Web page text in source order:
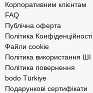
Корпоративним клієнтам
FAQ
Публічна оферта
Політика Конфіденційності
Файли cookie
Політика використання ШІ
Політика повернення
bodo Türkiye
Подарункові сертифікати